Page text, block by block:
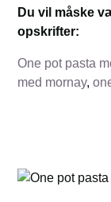
Du vil måske
opskrifter:
One pot pasta
med mornay,